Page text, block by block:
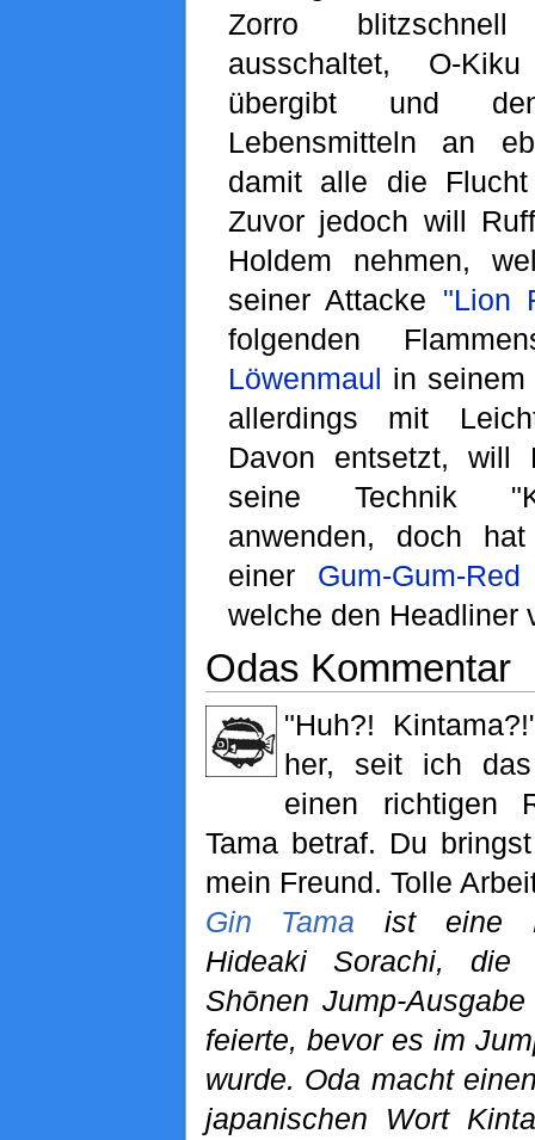
Zorro
ausschaltet, O-
übergibt und
Lebensmitteln an
damit alle die
Zuvor jedoch will
Holdem nehmen,
seiner Attacke "Lion
folgenden
Löwenmaul in
allerdings mit
Davon entsetzt, will
seine Technik
anwenden, doch
einer Gum-Gum-
welche den Headliner
Odas Kommentar
"Huh?!
her, seit ich
einen richtigen
Tama betraf. Du
mein Freund. Tolle
Gin Tama ist eine
Hideaki Sorachi,
Shōnen Jump-
feierte, bevor es im
wurde. Oda macht
japanischen Wort